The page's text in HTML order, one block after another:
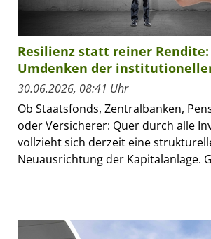
Resilienz statt reiner Rendite:
Umdenken der
30.06.2026, 08:41 Uhr
Ob Staatsfonds, Zentralbanken,
oder Versicherer: Quer durch alle
vollzieht sich derzeit eine
Neuausrichtung der Kapitalanlage.